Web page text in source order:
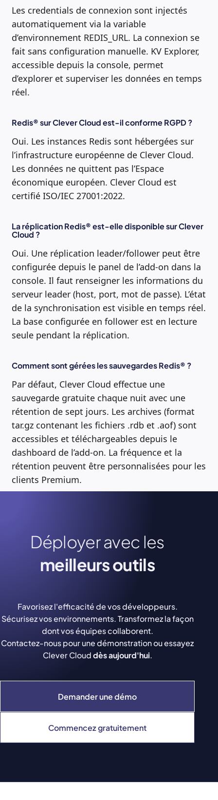
Les credentials de connexion sont injectés
automatiquement via la variable
d’environnement REDIS_URL. La connexion se
fait sans configuration manuelle. KV Explorer,
accessible depuis la console, permet
d’explorer et superviser les données en temps
réel.
Redis® sur Clever Cloud est-il conforme RGPD ?
Oui. Les instances Redis sont hébergées sur
l’infrastructure européenne de Clever Cloud.
Les données ne quittent pas l’Espace
économique européen. Clever Cloud est
certifié ISO/IEC 27001:2022.
La réplication Redis® est-elle disponible sur Clever
Cloud ?
Oui. Une réplication leader/follower peut être
configurée depuis le panel de l’add-on dans la
console. Il faut renseigner les informations du
serveur leader (host, port, mot de passe). L’état
de la synchronisation est visible en temps réel.
La base configurée en follower est en lecture
seule pendant la réplication.
Comment sont gérées les sauvegardes Redis® ?
Par défaut, Clever Cloud effectue une
sauvegarde gratuite chaque nuit avec une
rétention de sept jours. Les archives (format
tar.gz contenant les fichiers .rdb et .aof) sont
accessibles et téléchargeables depuis le
dashboard de l’add-on. La fréquence et la
rétention peuvent être personnalisées pour les
clients Premium.
Déployer avec les
meilleurs outils
Demander une démo
Commencez gratuitement
Favorisez l'efficacité de vos développeurs.
Sécurisez vos environnements. Transformez la façon
dont vos équipes collaborent.
Contactez-nous pour une démonstration ou essayez
Clever Clouddès aujourd'hui.